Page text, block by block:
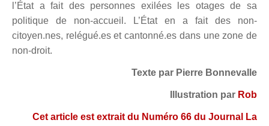
l’État a fait des personnes exilées les otages de sa
politique de non-accueil. L’État en a fait des non-
citoyen.nes, relégué.es et cantonné.es dans une zone de
non-droit.
Texte par Pierre Bonnevalle
Illustration par Rob
Cet article est extrait du Numéro 66 du Journal La